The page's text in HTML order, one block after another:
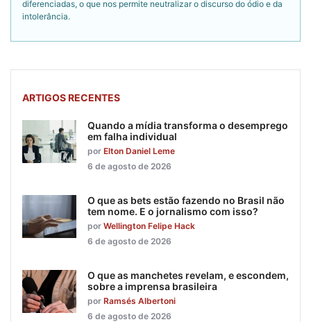
diferenciadas, o que nos permite neutralizar o discurso do ódio e da
intolerância.
ARTIGOS RECENTES
Quando a mídia transforma o desemprego
em falha individual
por Elton Daniel Leme
6 de agosto de 2026
O que as bets estão fazendo no Brasil não
tem nome. E o jornalismo com isso?
por Wellington Felipe Hack
6 de agosto de 2026
O que as manchetes revelam, e escondem,
sobre a imprensa brasileira
por Ramsés Albertoni
6 de agosto de 2026